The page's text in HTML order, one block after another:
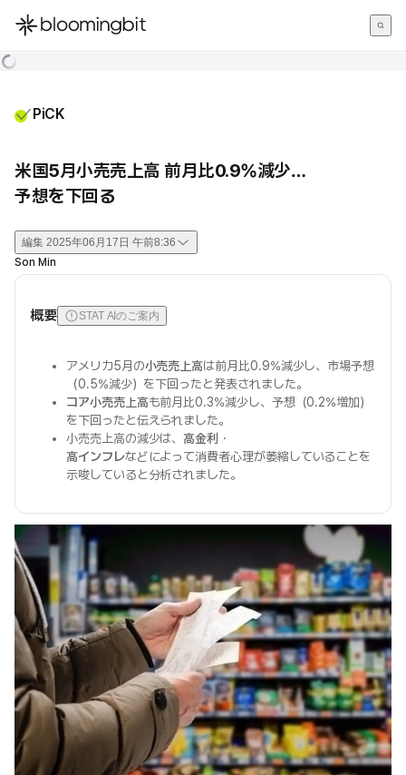
한국어
PiCK
米国5月小売売上高 前月比0.9%減少…
予想を下回る
編集 2025年06月17日 午前8:36
Son Min
概要 STAT AIのご案内
アメリカ5月の小売売上高は前月比0.9%減少し、市場予想
（0.5%減少）を下回ったと発表されました。
コア小売売上高も前月比0.3%減少し、予想（0.2%増加）
を下回ったと伝えられました。
小売売上高の減少は、 高金利
・
高インフレなどによって消費者心理が萎縮していることを
示唆していると分析されました。